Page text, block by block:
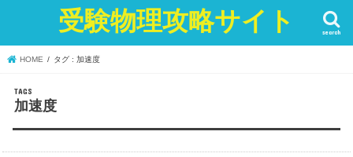
受験物理攻略サイト search
HOME タグ : 加速度
加速度